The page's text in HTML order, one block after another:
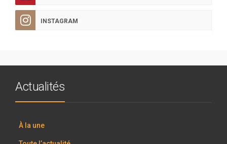
INSTAGRAM
Actualités
À la une